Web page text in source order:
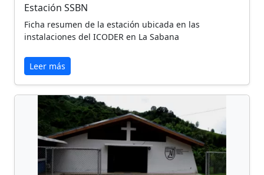
Estación SSBN
Ficha resumen de la estación ubicada en las
instalaciones del ICODER en La Sabana
Leer más